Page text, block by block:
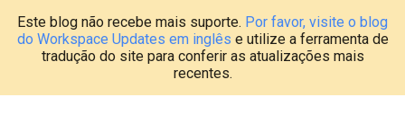
Este blog não recebe mais suporte. Por favor, visite o blog
do Workspace Updates em inglês e utilize a ferramenta de
tradução do site para conferir as atualizações mais
recentes.